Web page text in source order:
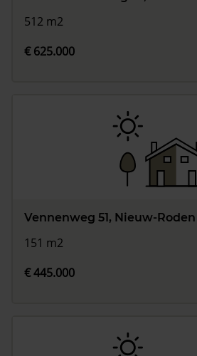
512 m2
€ 625.000
Vennenweg 51, Nieuw-Roden
151 m2
€ 445.000